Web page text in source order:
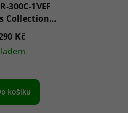
300C-1VEF
Collection
5ATM
Kč
košíku